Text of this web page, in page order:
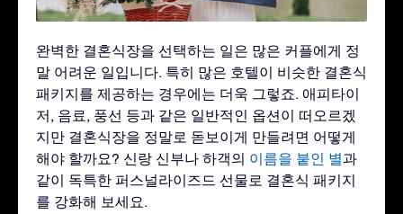
완벽한 결혼식장을 선택하는 일은 많은 커플에게 정
말 어려운 일입니다. 특히 많은 호텔이 비슷한 결혼식
패키지를 제공하는 경우에는 더욱 그렇죠. 애피타이
저, 음료, 풍선 등과 같은 일반적인 옵션이 떠오르겠
지만 결혼식장을 정말로 돋보이게 만들려면 어떻게
해야 할까요? 신랑 신부나 하객의 이름을 붙인 별과
같이 독특한 퍼스널라이즈드 선물로 결혼식 패키지
를 강화해 보세요.